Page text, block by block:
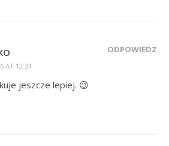
AT 12:31
ODPOWIEDZ
jeszcze lepiej. 😉